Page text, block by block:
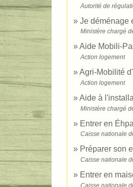
Autorité de
Je déménage
Ministère chargé
Aide Mobili-
Action logement
Agri-Mobilité
Action logement
Aide à
Ministère chargé
Entrer en
Caisse nationale
Préparer son
Caisse nationale
Entrer en
Caisse nationale